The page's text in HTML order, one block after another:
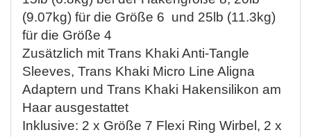
(9.07kg) für die Größe 6 und 25lb (11.3kg)
für die Größe 4
Zusätzlich mit Trans Khaki Anti-Tangle
Sleeves, Trans Khaki Micro Line Aligna
Adaptern und Trans Khaki Hakensilikon am
Haar ausgestattet
Inklusive: 2 x Größe 7 Flexi Ring Wirbel, 2 x